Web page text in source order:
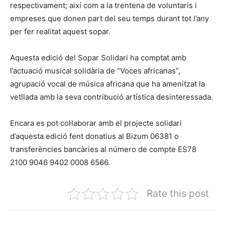
respectivament; així com a la trentena de voluntaris i
empreses que donen part del seu temps durant tot l’any
per fer realitat aquest sopar.
Aquesta edició del Sopar Solidari ha comptat amb
l’actuació musical solidària de “Voces africanas”,
agrupació vocal de música africana que ha amenitzat la
vetllada amb la seva contribució artística desinteressada.
Encara es pot col·laborar amb el projecte solidari
d’aquesta edició fent donatius al Bizum 06381 o
transferències bancàries al número de compte ES78
2100 9046 9402 0008 6566.
Rate this post